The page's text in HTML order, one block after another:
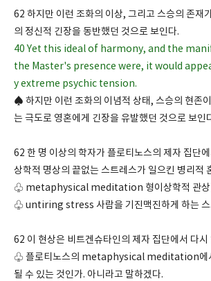
62 하지만 이런 조화의 이상, 그리고 스승의 존재
의 정신적 긴장을 동반했던 것으로 보인다.
40 Yet this ideal of harmony, and the
the Master's presence were, it would
y extreme psychic tension.
♠ 하지만 이런 조화의 이념적 상태, 스승의 현존
는 극도로 영혼에게 긴장을 유발했던 것으로 보인
62 한 명 이상의 학자가 플로티노스의 제자 집단에
상학적 명상의 끝없는 스트레스가 일으킨 병리적
♧ metaphysical meditation 형이상학적 관상
♧ untiring stress 사람을 기진맥진하게 하는 스
62 이 현상은 비트겐슈타인의 제자 집단에서 다시
♧ 플로티노스의 metaphysical meditation에
될 수 있는 것인가. 아니라고 말하겠다.